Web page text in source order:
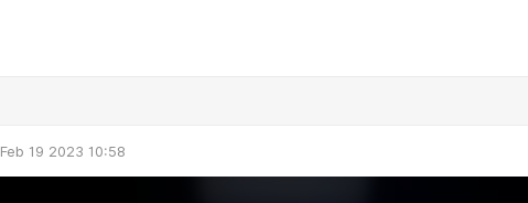
Feb 19 2023 10:58